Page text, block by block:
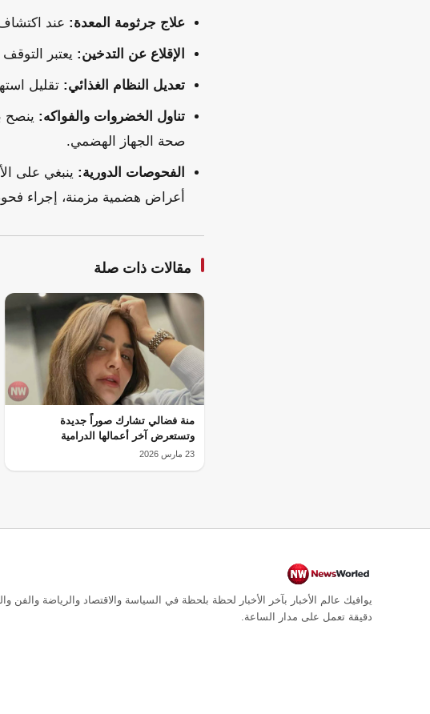
علاج جرثومة المعدة: عند
الإقلاع عن التدخين: يعتبر
تعديل النظام الغذائي: تقليل
تناول الخضروات والفواكه: ينصح
صحة الجهاز الهضمي.
الفحوصات الدورية: ينبغي على
أعراض هضمية مزمنة، إجراء
مقالات ذات صلة
منة فضالي تشارك صوراً جديدة
وتستعرض آخر أعمالها الدرامية
23 مارس 2026
يوافيك عالم الأخبار بآخر الأخبار لحظة بلحظة في السياسة والاقتصاد والرياضة والفن
دقيقة تعمل على مدار الساعة.